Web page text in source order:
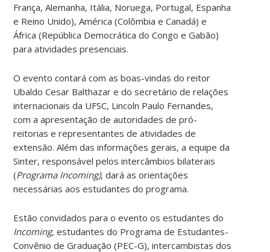
França, Alemanha, Itália, Noruega, Portugal, Espanha
e Reino Unido), América (Colômbia e Canadá) e
África (República Democrática do Congo e Gabão)
para atividades presenciais.
O evento contará com as boas-vindas do reitor
Ubaldo Cesar Balthazar e do secretário de relações
internacionais da UFSC, Lincoln Paulo Fernandes,
com a apresentação de autoridades de pró-
reitorias e representantes de atividades de
extensão. Além das informações gerais, a equipe da
Sinter, responsável pelos intercâmbios bilaterais
(Programa Incoming), dará as orientações
necessárias aos estudantes do programa.
Estão convidados para o evento os estudantes do
Incoming, estudantes do Programa de Estudantes-
Convênio de Graduação (PEC-G), intercambistas dos